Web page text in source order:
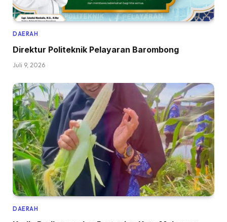
DAERAH
Direktur Politeknik Pelayaran Barombong
Juli 9, 2026
DAERAH